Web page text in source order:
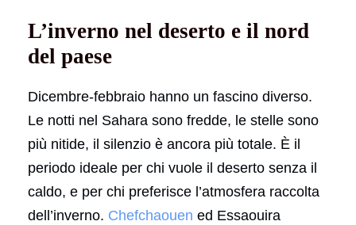
L’inverno nel deserto e il nord
del paese
Dicembre-febbraio hanno un fascino diverso.
Le notti nel Sahara sono fredde, le stelle sono
più nitide, il silenzio è ancora più totale. È il
periodo ideale per chi vuole il deserto senza il
caldo, e per chi preferisce l’atmosfera raccolta
dell’inverno. Chefchaouen ed Essaouira